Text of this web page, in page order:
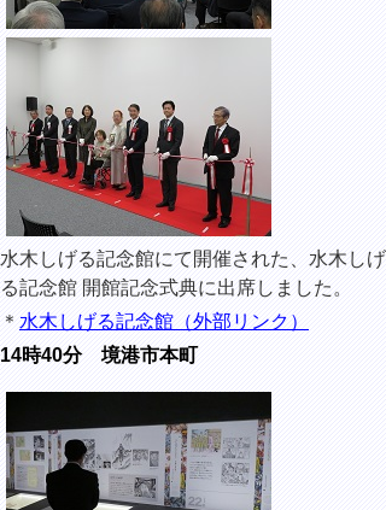
水木しげる記念館にて開催された、水木しげ
る記念館 開館記念式典に出席しました。
＊ 水木しげる記念館（外部リンク）
14時40分 境港市本町